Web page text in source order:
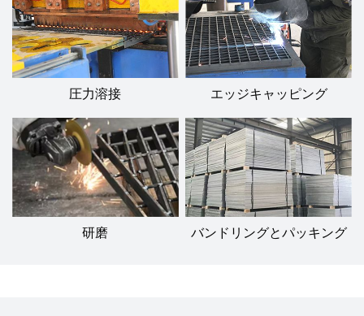
圧力溶接 エッジキャッピング
研磨 バンドリングとパッキング